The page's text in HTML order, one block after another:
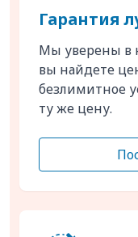
Гарантия
Мы уверены в
вы найдете
безлимитное
ту же цену.